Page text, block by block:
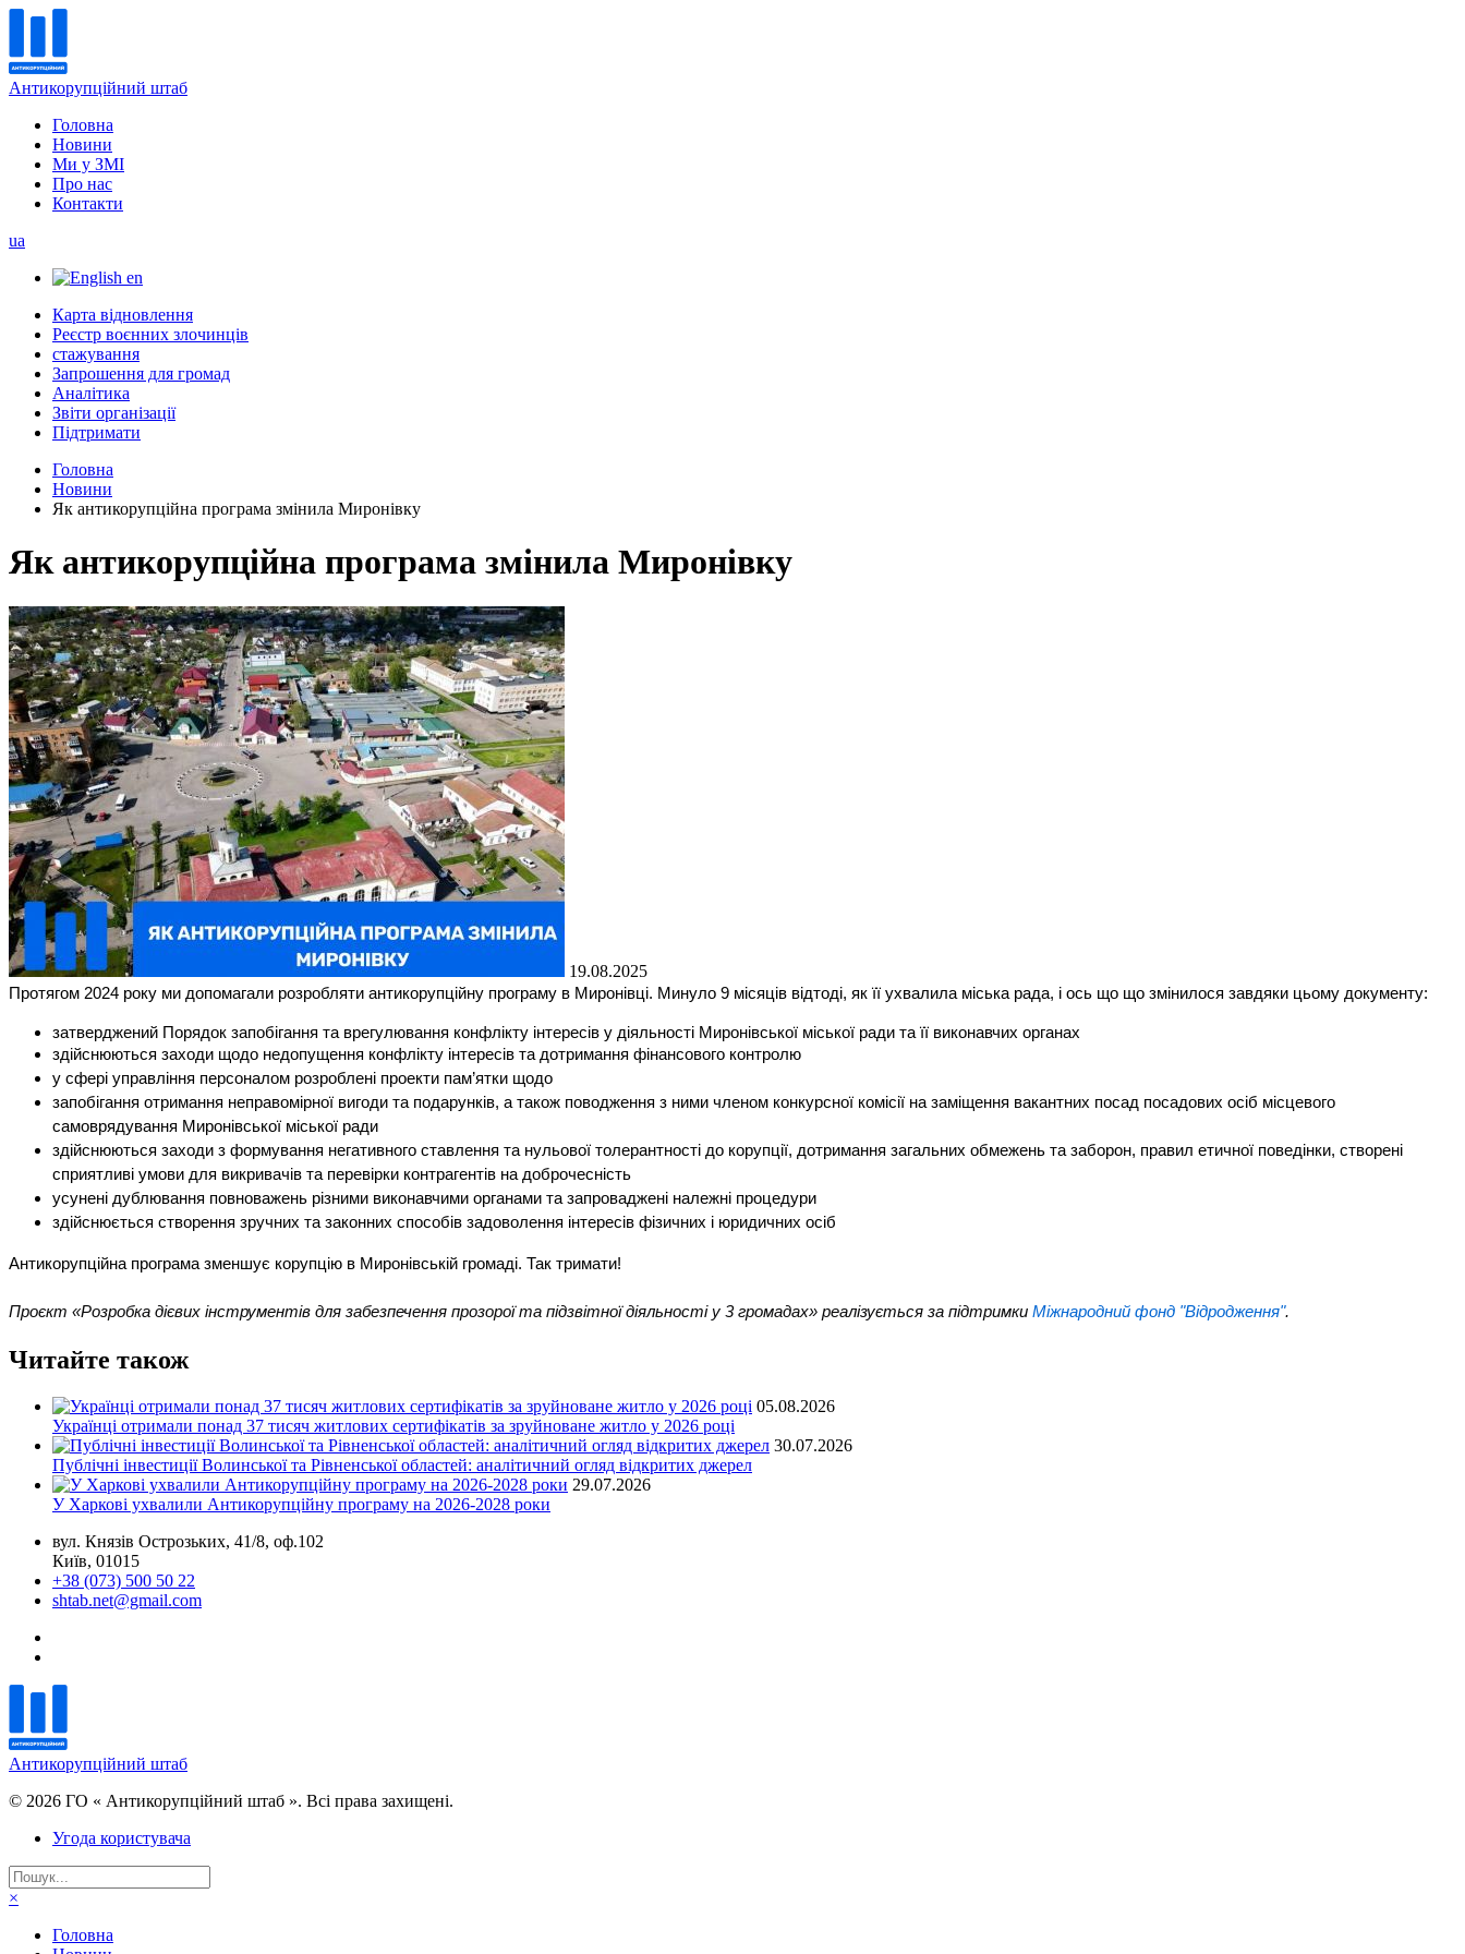
Антикорупційний штаб
Головна
Новини
Ми у ЗМІ
Про нас
Контакти
ua
en
Карта відновлення
Реєстр воєнних злочинців
стажування
Запрошення для громад
Аналітика
Звіти організації
Підтримати
Головна
Новини
Як антикорупційна програма змінила Миронівку
Як антикорупційна програма змінила Миронівку
19.08.2025
Протягом 2024 року ми допомагали розробляти антикорупційну програму в Миронівці. Минуло 9 місяців відтоді, як її ухвалила міська рада, і ось що що змінилося завдяки цьому документу:
затверджений Порядок запобігання та врегулювання конфлікту інтересів у діяльності Миронівської міської ради та її виконавчих органах
здійснюються заходи щодо недопущення конфлікту інтересів та дотримання фінансового контролю
у сфері управління персоналом розроблені проекти пам’ятки щодо
запобігання отримання неправомірної вигоди та подарунків, а також поводження з ними членом конкурсної комісії на заміщення вакантних посад посадових осіб місцевого
самоврядування Миронівської міської ради
здійснюються заходи з формування негативного ставлення та нульової толерантності до корупції, дотримання загальних обмежень та заборон, правил етичної поведінки, створені
сприятливі умови для викривачів та перевірки контрагентів на доброчесність
усунені дублювання повноважень різними виконавчими органами та запроваджені належні процедури​
здійснюється створення зручних та законних способів задоволення інтересів фізичних і юридичних осіб
Антикорупційна програма зменшує корупцію в Миронівській громаді. Так тримати!
Проєкт «Розробка дієвих інструментів для забезпечення прозорої та підзвітної діяльності у 3 громадах» реалізується за підтримки Міжнародний фонд "Відродження".
Читайте також
05.08.2026
Українці отримали понад 37 тисяч житлових сертифікатів за зруйноване житло у 2026 році
30.07.2026
Публічні інвестиції Волинської та Рівненської областей: аналітичний огляд відкритих джерел
29.07.2026
У Харкові ухвалили Антикорупційну програму на 2026-2028 роки
вул. Князів Острозьких, 41/8, оф.102
Київ, 01015
+38 (073) 500 50 22
shtab.net@gmail.com
Антикорупційний штаб
© 2026 ГО « Антикорупційний штаб ». Всі права захищені.
Угода користувача
×
Головна